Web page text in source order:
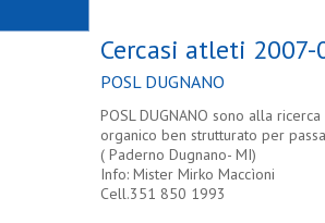
Cercasi atleti
POSL DUGNANO
POSL DUGNANO sono alla ricerca
organico ben strutturato per
( Paderno Dugnano- MI)
Info: Mister Mirko Maccìoni
Cell.351 850 1993